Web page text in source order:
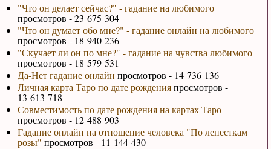
"Что он делает сейчас?" - гадание на любимого
просмотров - 23 675 304
"Что он думает обо мне?" - гадание онлайн на любимого
просмотров - 18 940 236
"Скучает ли он по мне?" - гадание на чувства любимого
просмотров - 18 579 531
Да-Нет гадание онлайн просмотров - 14 736 136
Личная карта Таро по дате рожденияпросмотров -
13 613 718
Совместимость по дате рождения на картах Таро
просмотров - 12 488 903
Гадание онлайн на отношение человека "По лепесткам
розы" просмотров - 11 144 430